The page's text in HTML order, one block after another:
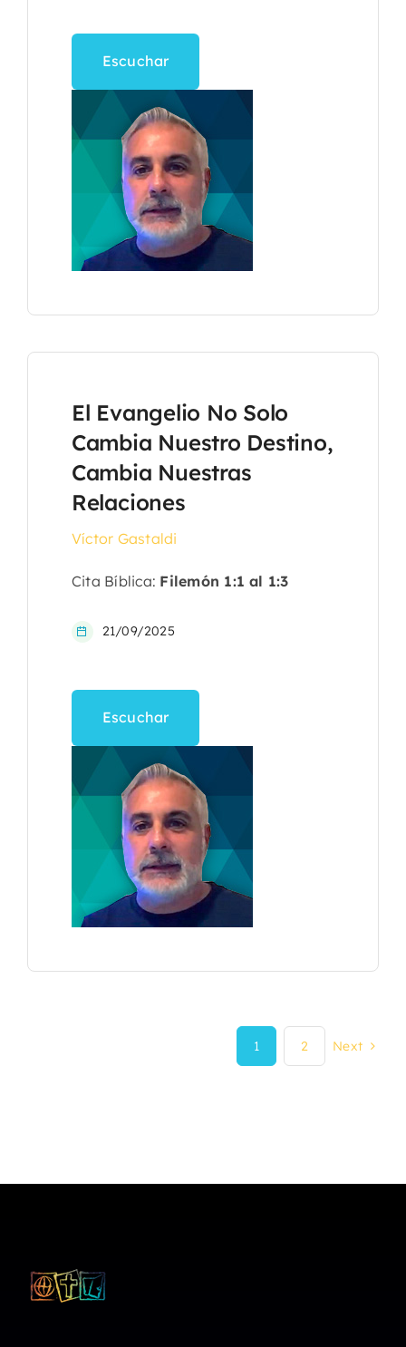
Escuchar
El Evangelio No Solo
Cambia Nuestro Destino,
Cambia Nuestras
Relaciones
Víctor Gastaldi
Cita Bíblica: Filemón 1:1 al 1:3
21/09/2025
Escuchar
1 2 Next